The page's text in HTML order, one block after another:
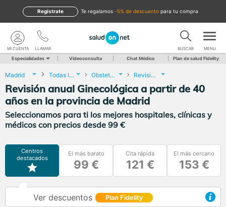
te regalamos -5% de descuento para tu compra
Regístrate
LLAMAR
MI CUENTA BUSCAR MENU
Especialidades Videoconsulta Chat Médico Plan de salud Fidelity
Madrid Todas las localidades Obstetricia y Ginecología Revisión anual Ginecológica a partir de 40 años
Revisión anual Ginecológica a partir de 40
años en la provincia de Madrid
Seleccionamos para ti los mejores hospitales, clínicas y
médicos con precios desde 99 €
Centros
destacados
El más barato
99 €
Cita rápida
121 €
El más cercano
153 €
Ver descuentos Plan Fidelity